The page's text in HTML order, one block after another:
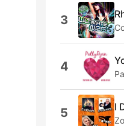
3
4
5 I